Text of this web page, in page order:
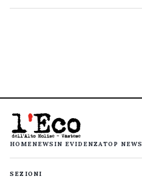
HOMENEWS IN EVIDENZATOP NEWS
SEZIONI